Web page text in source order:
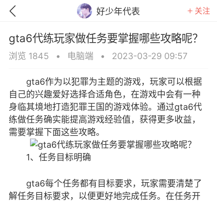
好少年代表 关注
GTA6 RDR2 逃离塔科夫
gta6代练玩家做任务要掌握哪些攻略呢？
浏览 1845 • 电脑端 • 2023-03-29 09:57
gta6作为以犯罪为主题的游戏，玩家可以根据
自己的兴趣爱好选择合适角色，在游戏中会有一种
身临其境地打造犯罪王国的游戏体验。通过gta6代
练做任务确实能提高游戏经验值，获得更多收益，
需要掌握下面这些攻略。
1、任务目标明确
gta6每个任务都有目标要求，玩家需要清楚了
解任务目标要求，以便更好地完成任务。在任务开